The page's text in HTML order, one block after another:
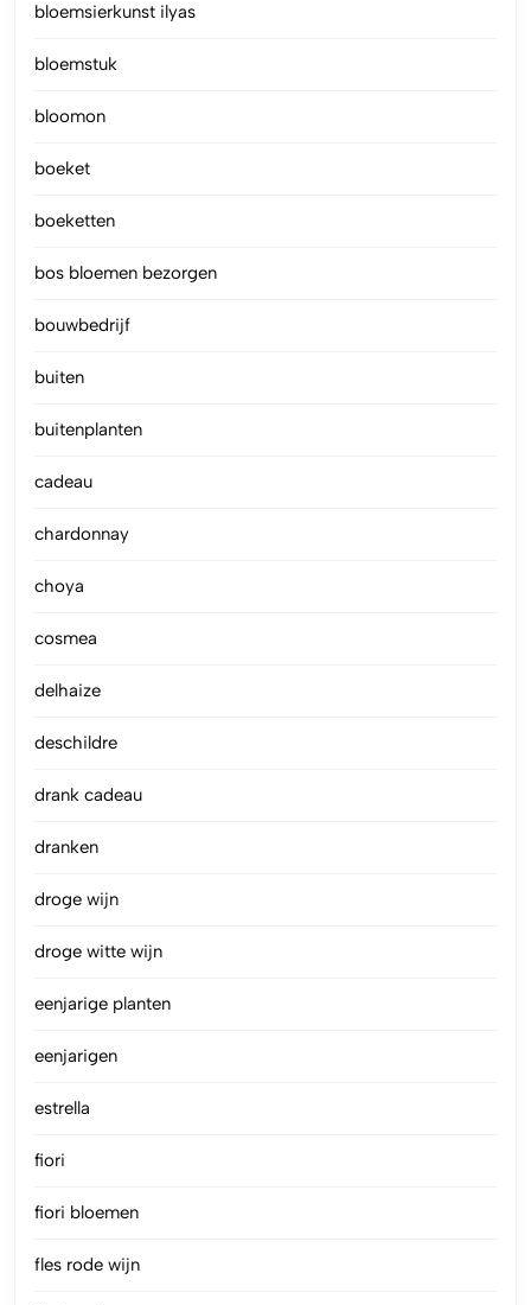
bloemsierkunst ilyas
bloemstuk
bloomon
boeket
boeketten
bos bloemen bezorgen
bouwbedrijf
buiten
buitenplanten
cadeau
chardonnay
choya
cosmea
delhaize
deschildre
drank cadeau
dranken
droge wijn
droge witte wijn
eenjarige planten
eenjarigen
estrella
fiori
fiori bloemen
fles rode wijn